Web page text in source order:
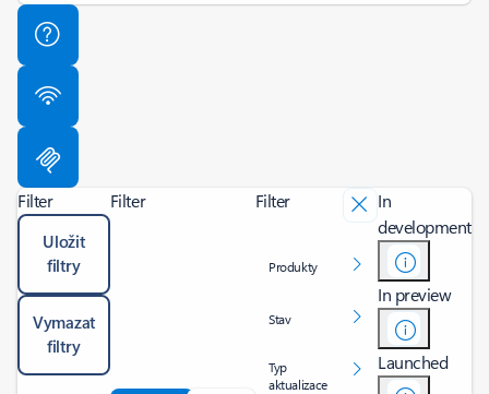
Filter
Uložit
filtry
Vymazat
filtry
Filter Filter
Produkty
Stav
Typ
aktualizace
In
development
In preview
Launched